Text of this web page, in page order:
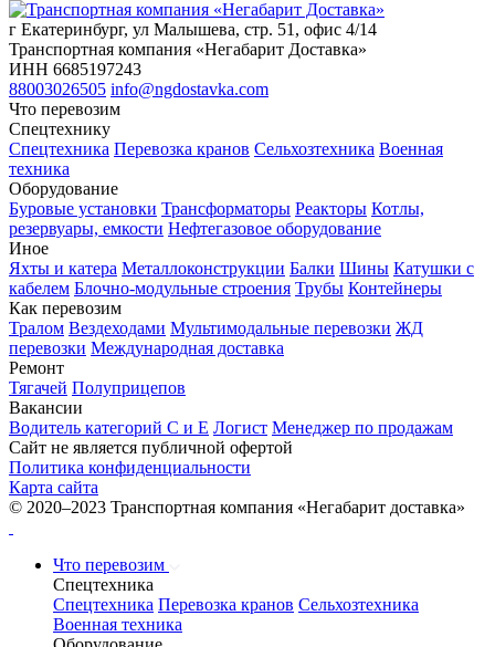
г Екатеринбург, ул Малышева, стр. 51, офис 4/14
Транспортная компания «Негабарит Доставка»
ИНН 6685197243
88003026505 info@ngdostavka.com
Что перевозим
Спецтехнику
Спецтехника Перевозка кранов Сельхозтехника Военная
техника
Оборудование
Буровые установки Трансформаторы Реакторы Котлы,
резервуары, емкости Нефтегазовое оборудование
Иное
Яхты и катера Металлоконструкции Балки Шины Катушки с
кабелем Блочно-модульные строения Трубы Контейнеры
Как перевозим
Тралом Вездеходами Мультимодальные перевозки ЖД
перевозки Международная доставка
Ремонт
Тягачей Полуприцепов
Вакансии
Водитель категорий С и Е Логист Менеджер по продажам
Сайт не является публичной офертой
Политика конфиденциальности
Карта сайта
© 2020–2023 Транспортная компания «Негабарит доставка»
Что перевозим
Спецтехника
Спецтехника Перевозка кранов Сельхозтехника
Военная техника